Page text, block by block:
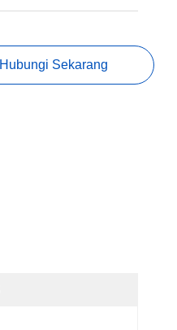
Hubungi Sekarang